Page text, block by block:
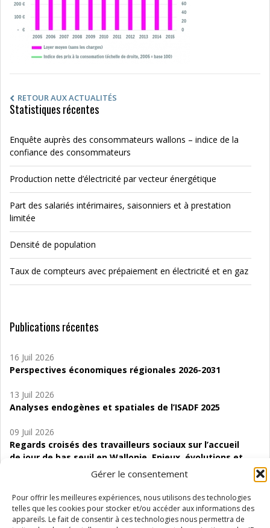
Gérer le consentement
Pour offrir les meilleures expériences, nous utilisons des technologies
telles que les cookies pour stocker et/ou accéder aux informations des
appareils. Le fait de consentir à ces technologies nous permettra de
RETOUR AUX ACTUALITÉS
Statistiques récentes
Enquête auprès des consommateurs wallons – indice de la
confiance des consommateurs
Production nette d’électricité par vecteur énergétique
Part des salariés intérimaires, saisonniers et à prestation
limitée
Densité de population
Taux de compteurs avec prépaiement en électricité et en gaz
Publications récentes
16 Juil 2026
Perspectives économiques régionales 2026-2031
13 Juil 2026
Analyses endogènes et spatiales de l’ISADF 2025
09 Juil 2026
Regards croisés des travailleurs sociaux sur l’accueil
de jour de bas seuil en Wallonie. Enjeux, évolutions et
06 Juil 2026
Étude d’évaluabilité des Structures
d’accompagnement à l’autocréation d’emploi (SAACE)